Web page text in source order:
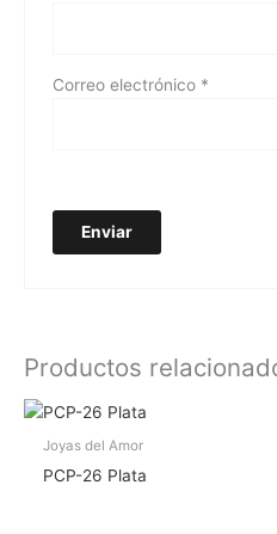
Correo electrónico *
Productos
Joyas del Amor
PCP-26 Plata